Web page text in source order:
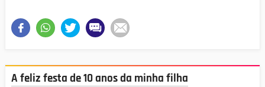
A feliz festa de 10 anos da minha filha